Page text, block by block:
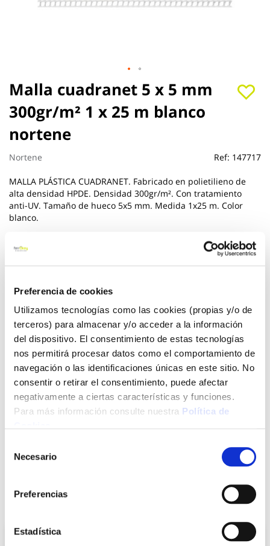
Preferencia de cookies
Utilizamos tecnologías como las cookies (propias y/o de
terceros) para almacenar y/o acceder a la información
del dispositivo. El consentimiento de estas tecnologías
nos permitirá procesar datos como el comportamiento de
navegación o las identificaciones únicas en este sitio. No
consentir o retirar el consentimiento, puede afectar
negativamente a ciertas características y funciones.
Para más información consulte nuestra Política de
Necesario
Preferencias
Estadística
Malla cuadranet 5 x 5 mm
300gr/m² 1 x 25 m blanco
nortene
Nortene Ref: 147717
MALLA PLÁSTICA CUADRANET. Fabricado en polietilieno de
alta densidad HPDE. Densidad 300gr/m². Con tratamiento
anti-UV. Tamaño de hueco 5x5 mm. Medida 1x25 m. Color
blanco.
Ver más
Añadir al carrito
Click&Collect - Recogida gratis
Envío a domicilio:
Saltar
al
comienzo
de
la
galería
de